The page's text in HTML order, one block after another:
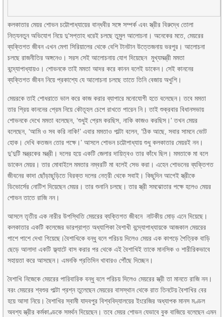
কলকাতার মেয়র শোভন চট্টোপাধ্যায়ের বান্ধবীর সঙ্গে সম্পর্ক এবং স্ত্রীর বিরুদ্ধে তোলা
নিত্যনতুন অভিযোগ নিয়ে দু’সপ্তাহ ধরেই চলছে তুমুল আলোচনা। অনেকের মতে, মেয়রের
ব্যক্তিগত জীবন এখন মেগা সিরিয়ালের থেকে বেশি টানটান উত্তেজনায় ভরপুর। আলোচনা
চলছে রাজনীতির অঙ্গনেও। সরস সেই আলোচনায় যোগ দিয়েছেন মুখ্যমন্ত্রী মমতা
বন্দ্যোপাধ্যায়ও। শোভনকে তাই মমতা আদর করে কানন বলেই ডাকেন। সেই কাননের
ব্যক্তিগত জীবন নিয়ে প্রকাশ্যে যে আলোচনা চলছে তাতে তিনি বেজায় অখুশি।
মেয়রকে তাই শোধরাতে ভাল করে কাজ করার ব্যাপারে মনোযোগী হতে বলেছেন। তবে মমতা
তার প্রিয় কাননের প্রেম নিয়ে কৌতূহল চেপে রাখতে পারেন নি। তাই শুক্রবার বিধানসভায়
শোভনকে দেখে মমতা বলেছেন, ‘শুধুই প্রেম করছিস, নাকি কাজও করছিস।’ তখন মেয়র
বলেছেন, ‘আমি ও সব করি নাকি!’ এবার মমতাও পাল্টা বলেন, ‘ঠিক আছে, সবার সামনে ভোট
হোক। দেখি কতজন তোর পক্ষে।’ আসলে শোভন চট্টোপাধ্যায় শুধু কলকাতার মেয়রই নন।
দু’দুটি মন্ত্রকের মন্ত্রী। দলের হয়ে একটি জেলার দায়িত্বও তার কাঁধে ছিল। মমতাকে মা বলে
ডাকেন মেয়র। তার মোবাইলে মমতার নম্বরটি মা বলেই সেভ করা। এহেন শোভনের ব্যক্তিগত
জীবনের কাদা ছোঁড়াছুড়িতে বিরক্ত দলের নেত্রী থেকে সবাই। কিছুদিন আগেই স্ত্রীকে
ডিভোর্সের নোটিশ দিয়েছেন মেয়র। তার শুনানি চলছে। তার স্ত্রী সমঝোতার পক্ষে হলেও মেয়র
শোভন তাতে রাজি নন।
আসলে তৃতীয় এক নারীর উপস্থিতি মেয়রের ব্যক্তিগত জীবনে নাটকীয় মোড় এনে দিয়েছে।
কলকাতার একটি কলেজের ভারপ্রাপ্ত অধ্যাপিকা বৈশাখী বন্দ্যোপাধ্যায়কে আজকাল মেয়রের
পাশে পাশে দেখা গিয়েছে।বৈশাখিকে বন্ধু বলে পরিচয় দিলেও মেয়র এক কাপড়ে পৈত্রিক বাড়ি
ছেড়ে আলাদা একটি ফ্ল্যাটে বাস করার পর থেকে এই বৈশাখিই তাকে মানসিক ও শারীরিকভাবে
সহায়তা করে আসছেন। এমনকি প্রতিদিন খাবারও পৌঁছে দিচ্ছেন।
বৈশাখি নিজেকে মেয়রের পারিবারিক বন্ধু বলে পরিচয় দিলেও মেয়রের স্ত্রী তা মানতে রাজি নন।
বরং মেয়রের শ্বশুর পাল্টা প্রশ্ন তুলেছেন মেয়রের বাসস্থান থেকে রাত তিনটেয় বৈশাখির বের
হয়ে আসা নিয়ে। বৈশাখির স্বামী যাদবপুর বিশ্ববিদ্যালয়ের ইংরেজির অধ্যাপক মানস মণ্ডল
অবশ্য স্ত্রীর কর্মকাণ্ডকে সমর্থন দিয়েছেন। তবে মেয়র শোভন যেভাবে বুক বাজিয়ে বলেছেন এমন